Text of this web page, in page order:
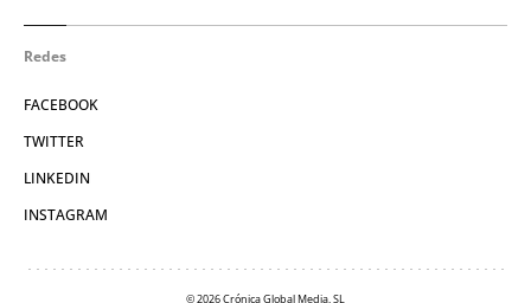
Redes
FACEBOOK
TWITTER
LINKEDIN
INSTAGRAM
© 2026 Crónica Global Media, SL